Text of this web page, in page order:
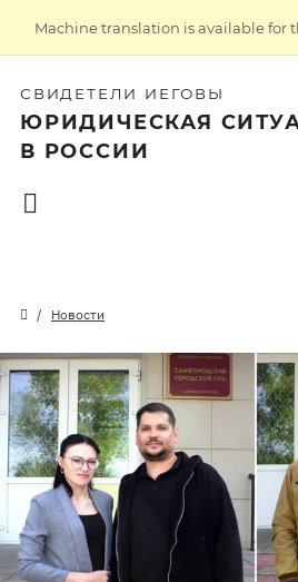
Machine translation is available for
СВИДЕТЕЛИ ИЕГОВЫ
ЮРИДИЧЕСКАЯ
В РОССИИ
Новости